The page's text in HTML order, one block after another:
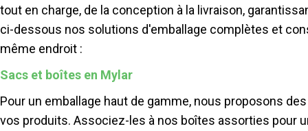
tout en charge, de la conception à la livraison,
ci-dessous nos solutions d'emballage complètes et
même endroit :
Sacs et boîtes en Mylar
Pour un emballage haut de gamme, nous proposons
vos produits. Associez-les à nos boîtes assorties pour